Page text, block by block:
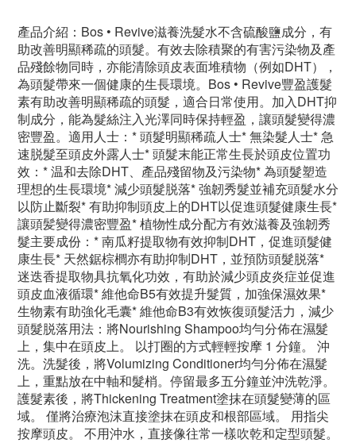
產品介紹：Bos • Revive滋養洗髮水不含硫酸鹽成分，有
助改善明顯稀疏的頭髮。有效去除積聚的有害污染物及產
品殘餘物同時，亦能清除頭皮表面堆積物（例如DHT），
為頭髮帶來一個健康的生長環境。Bos • Revive豐盈護髮
素有助改善明顯稀疏的頭髮，適合日常使用。加入DHT抑
制成分，能為髮絲注入光澤同時保持輕盈，讓頭髮變得濃
密豐盈。適用人士：* 頭髮明顯稀疏人士* 無染髮人士* 急
速脱髮至頭皮外露人士* 頭髮末能正常生長於頭皮位置功
效：* 温和去除DHT、產品殘留物及污染物* 為頭髮塑造
理想的生長環境* 減少頭髮脱落* 強韌秀髮並補充頭髮水分
以防止斷裂* 有助抑制頭皮上的DHT以促進頭髮健康生長*
讓頭髪變得濃密豐盈* 植物性成分配方有效滋養及強韌秀
髮主要成份：* 南瓜籽提取物有效抑制DHT，促進頭髮健
康生長* 天然鋸棕櫚亦有助抑制DHT，並預防頭髮脱落*
迷迭香提取物具抗氧化功效，有助於減少頭皮炎症並促進
頭皮血液循環* 維他命B5有效提升髮質，加強保濕效果*
生物素有助強化毛囊* 維他命B3有效恢復頭髮活力，減少
頭髮脱落用法：將Nourishing Shampoo均勻分佈在濕髮
上，集中在頭皮上。 以打圈的方式輕輕按摩 1 分鐘。 沖
洗。洗髮後，將Volumizing Conditioner均勻分佈在濕髮
上，重點放在中軸和髮梢。停留最多五分鐘並沖洗乾淨。
護髮素後，將Thickening Treatment塗抹在頭髮變薄的區
域。 僅將治療泡沫直接塗抹在頭皮和根部區域。 用指尖
按摩頭皮。 不用沖水，直接像往常一樣吹乾和定型頭髮。